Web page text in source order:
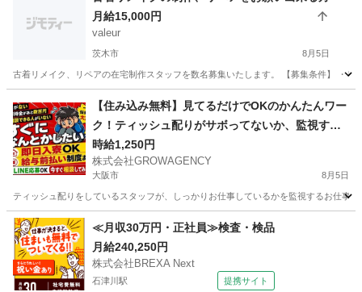
月給15,000円
valeur
茨木市 8月5日
古着リメイク、リペアの在宅制作スタッフを数名募集いたします。 【募集条件】 ・
その他 リメイク
【住み込み無料】見てるだけでOKのかんたんワー
ク！ティッシュ配りがサボってないか、監視する
お仕事。
時給1,250円
株式会社GROWAGENCY
大阪市 8月5日
ティッシュ配りをしているスタッフが、しっかりお仕事しているかを監視するお仕事
大阪 大阪市 その他 ティッシュ
≪月収30万円・正社員≫検査・検品
月給240,250円
株式会社BREXA Next
石津川駅 提携サイト